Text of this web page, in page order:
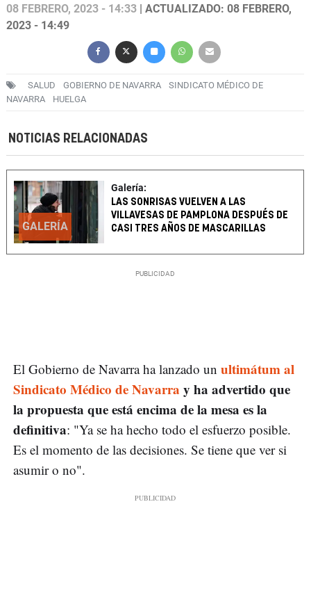
08 FEBRERO, 2023 - 14:33 | ACTUALIZADO: 08 FEBRERO,
2023 - 14:49
SALUD GOBIERNO DE NAVARRA
SINDICATO MÉDICO DE
NAVARRA
HUELGA
NOTICIAS RELACIONADAS
GALERÍA
Galería:
LAS SONRISAS VUELVEN A LAS
VILLAVESAS DE PAMPLONA DESPUÉS DE
CASI TRES AÑOS DE MASCARILLAS
El Gobierno de Navarra ha lanzado un ultimátum al
Sindicato Médico de Navarra y ha advertido que
la propuesta que está encima de la mesa es la
definitiva: "Ya se ha hecho todo el esfuerzo posible.
Es el momento de las decisiones. Se tiene que ver si
asumir o no".